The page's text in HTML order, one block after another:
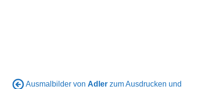
Ausmalbilder von Adler zum Ausdrucken und